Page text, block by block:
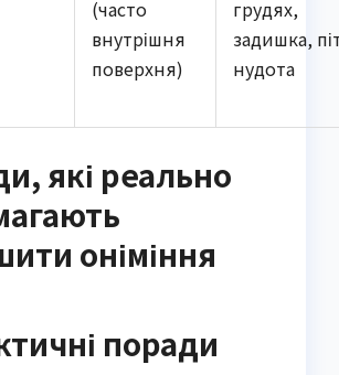
(часто
внутрішня
поверхня)
грудях,
задишка,
нудота
які реально
оніміння
поради